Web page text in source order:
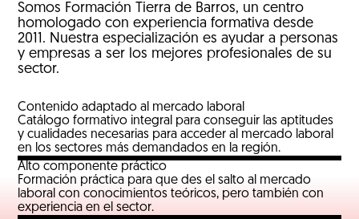
Somos Formación Tierra de Barros, un centro
homologado con experiencia formativa desde
2011. Nuestra especialización es ayudar a personas
y empresas a ser los mejores profesionales de su
sector.
Contenido adaptado al mercado laboral
Catálogo formativo integral para conseguir las aptitudes
y cualidades necesarias para acceder al mercado laboral
en los sectores más demandados en la región.
Alto componente práctico
Formación práctica para que des el salto al mercado
laboral con conocimientos teóricos, pero también con
experiencia en el sector.